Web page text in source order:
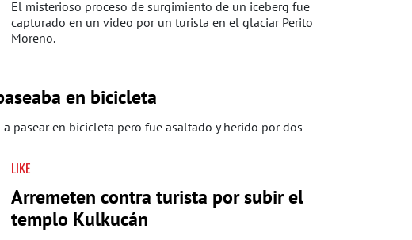
El misterioso proceso de surgimiento de un iceberg fue
capturado en un video por un turista en el glaciar Perito
Moreno.
en bicicleta
pasear en bicicleta pero fue asaltado y herido por dos
LIKE
Arremeten contra turista por subir el
templo Kulkucán